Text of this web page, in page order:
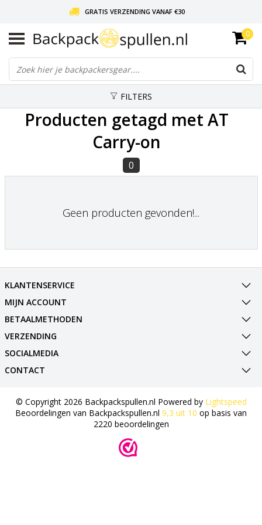
GRATIS VERZENDING VANAF €30
LIEFDE VOOR BACKPACKEN!
30 DAGEN GRATIS RETOUR
0
FILTERS
Producten getagd met AT
Carry-on
0
Geen producten gevonden!...
KLANTENSERVICE
MIJN ACCOUNT
BETAALMETHODEN
VERZENDING
SOCIALMEDIA
CONTACT
© Copyright 2026 Backpackspullen.nl Powered by Lightspeed
Beoordelingen van Backpackspullen.nl 9,3 uit 10 op basis van
2220 beoordelingen